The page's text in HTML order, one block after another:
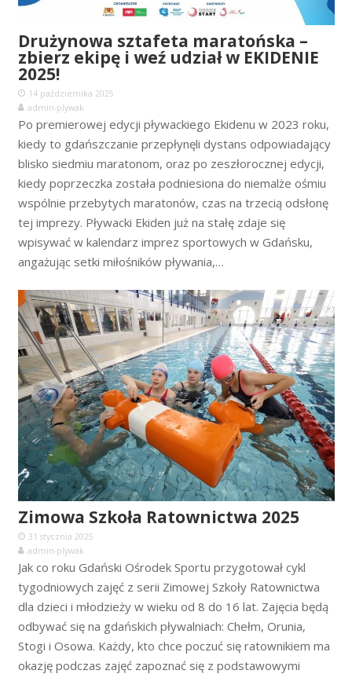
Drużynowa sztafeta maratońska –
zbierz ekipę i weź udział w EKIDENIE
2025!
14 października 2025
admin-plywak
Po premierowej edycji pływackiego Ekidenu w 2023 roku,
kiedy to gdańszczanie przepłynęli dystans odpowiadający
blisko siedmiu maratonom, oraz po zeszłorocznej edycji,
kiedy poprzeczka została podniesiona do niemalże ośmiu
wspólnie przebytych maratonów, czas na trzecią odsłonę
tej imprezy. Pływacki Ekiden już na stałę zdaje się
wpisywać w kalendarz imprez sportowych w Gdańsku,
angażując setki miłośników pływania,…
Zimowa Szkoła Ratownictwa 2025
31 stycznia 2025
admin-plywak
Jak co roku Gdański Ośrodek Sportu przygotował cykl
tygodniowych zajęć z serii Zimowej Szkoły Ratownictwa
dla dzieci i młodzieży w wieku od 8 do 16 lat. Zajęcia będą
odbywać się na gdańskich pływalniach: Chełm, Orunia,
Stogi i Osowa. Każdy, kto chce poczuć się ratownikiem ma
okazję podczas zajęć zapoznać się z podstawowymi